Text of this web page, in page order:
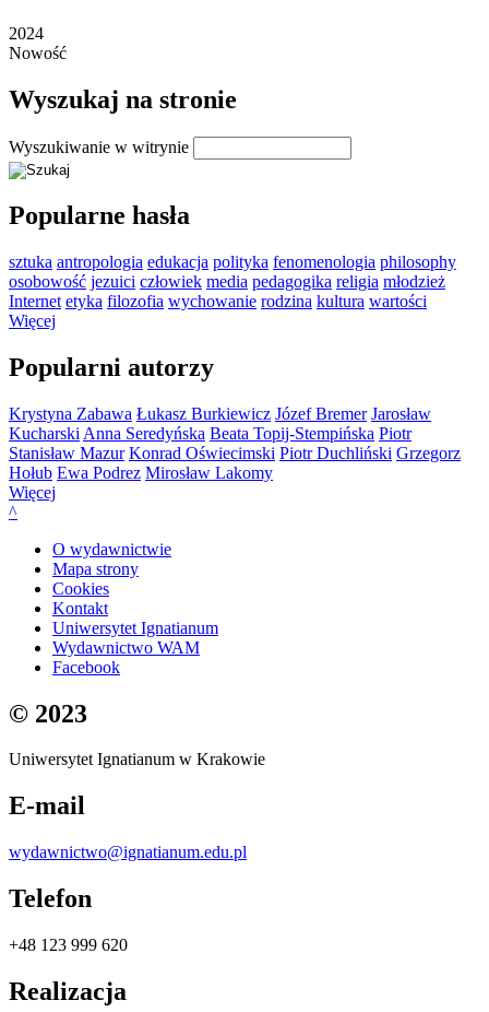
2024
Nowość
Wyszukaj na stronie
Wyszukiwanie w witrynie
Popularne hasła
sztuka antropologia edukacja polityka fenomenologia philosophy
osobowość jezuici człowiek media pedagogika religia młodzież
Internet etyka filozofia wychowanie rodzina kultura wartości
Więcej
Popularni autorzy
Krystyna Zabawa Łukasz Burkiewicz Józef Bremer Jarosław
Kucharski Anna Seredyńska Beata Topij-Stempińska Piotr
Stanisław Mazur Konrad Oświecimski Piotr Duchliński Grzegorz
Hołub Ewa Podrez Mirosław Lakomy
Więcej
^
O wydawnictwie
Mapa strony
Cookies
Kontakt
Uniwersytet Ignatianum
Wydawnictwo WAM
Facebook
© 2023
Uniwersytet Ignatianum w Krakowie
E-mail
wydawnictwo@ignatianum.edu.pl
Telefon
+48 123 999 620
Realizacja